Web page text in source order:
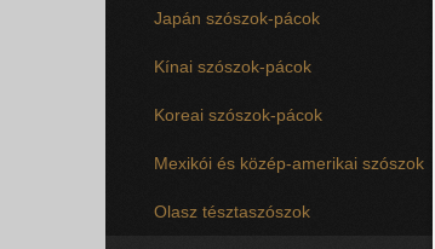
Japán szószok-pácok
Kínai szószok-pácok
Koreai szószok-pácok
Mexikói és közép-amerikai szószok
Olasz tésztaszószok